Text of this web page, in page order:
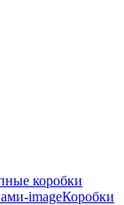
коробки
Коробки